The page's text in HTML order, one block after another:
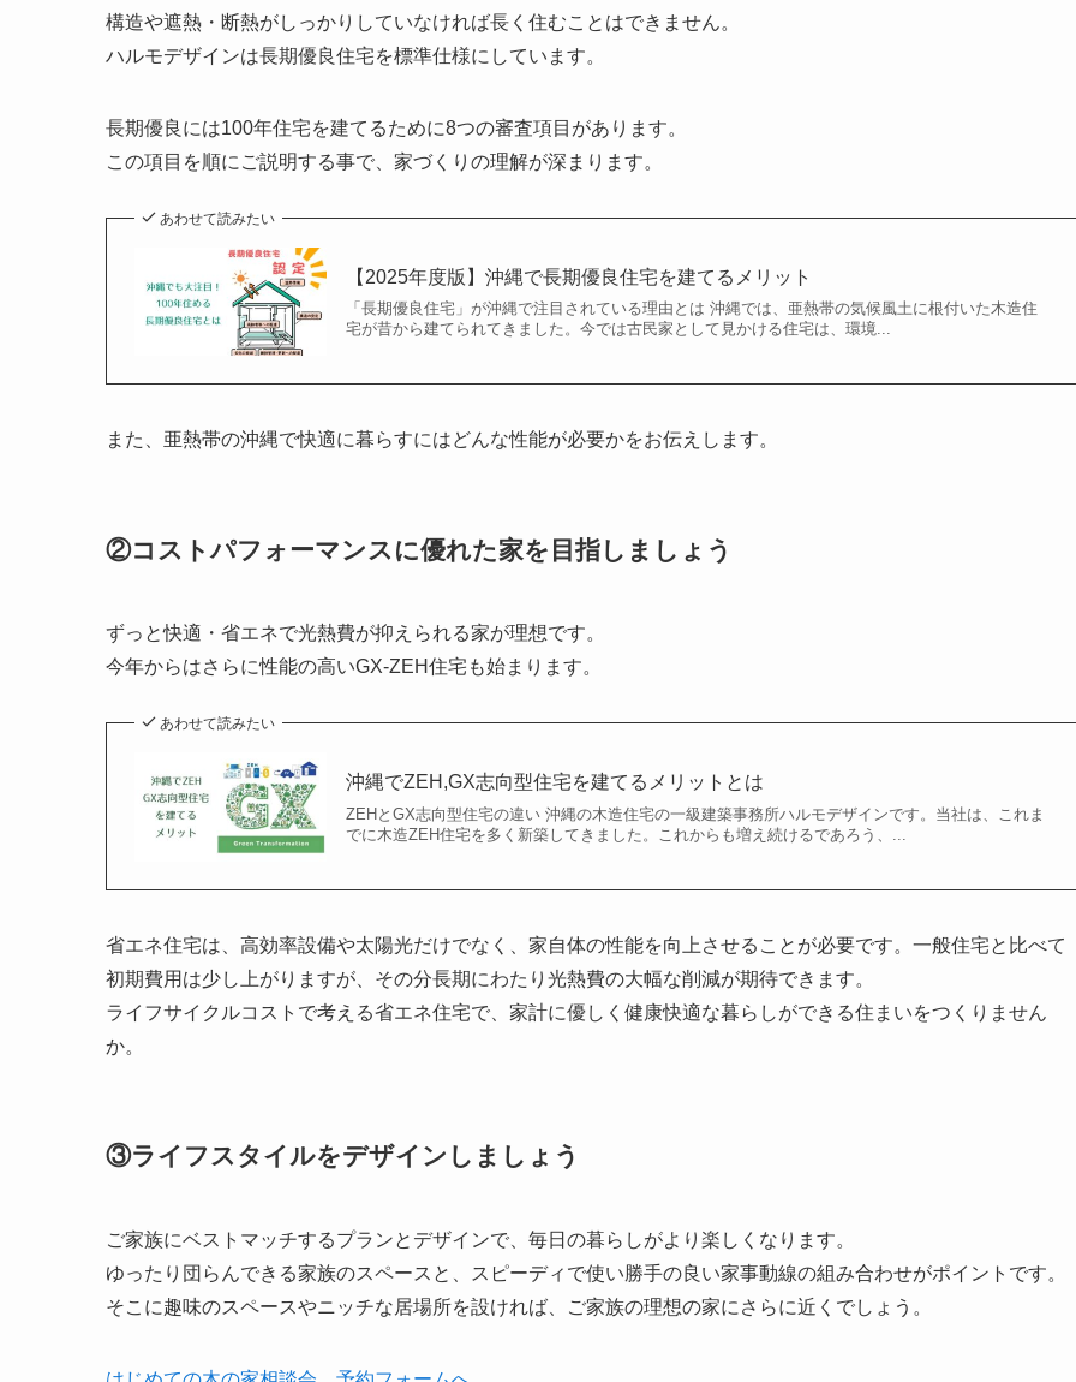
構造や遮熱・断熱がしっかりしていなければ長く住むことはできません。
ハルモデザインは長期優良住宅を標準仕様にしています。
長期優良には100年住宅を建てるために8つの審査項目があります。
この項目を順にご説明する事で、家づくりの理解が深まります。
あわせて読みたい
【2025年度版】沖縄で長期優良住宅を建てるメリット
「長期優良住宅」が沖縄で注目されている理由とは 沖縄では、亜熱帯の気候風土に根付いた木造住
宅が昔から建てられてきました。今では古民家として見かける住宅は、環境...
また、亜熱帯の沖縄で快適に暮らすにはどんな性能が必要かをお伝えします。
②コストパフォーマンスに優れた家を目指しましょう
ずっと快適・省エネで光熱費が抑えられる家が理想です。
今年からはさらに性能の高いGX-ZEH住宅も始まります。
あわせて読みたい
沖縄でZEH,GX志向型住宅を建てるメリットとは
ZEHとGX志向型住宅の違い 沖縄の木造住宅の一級建築事務所ハルモデザインです。当社は、これま
でに木造ZEH住宅を多く新築してきました。これからも増え続けるであろう、...
省エネ住宅は、高効率設備や太陽光だけでなく、家自体の性能を向上させることが必要です。一般住宅と比べて
初期費用は少し上がりますが、その分長期にわたり光熱費の大幅な削減が期待できます。
ライフサイクルコストで考える省エネ住宅で、家計に優しく健康快適な暮らしができる住まいをつくりません
か。
③ライフスタイルをデザインしましょう
ご家族にベストマッチするプランとデザインで、毎日の暮らしがより楽しくなります。
ゆったり団らんできる家族のスペースと、スピーディで使い勝手の良い家事動線の組み合わせがポイントです。
そこに趣味のスペースやニッチな居場所を設ければ、ご家族の理想の家にさらに近くでしょう。